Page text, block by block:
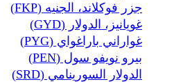
جزر فوكلاند، الجنيه (FKP)
غويانيز، الدولار (GYD)
غواراني باراغواي (PYG)
بيرو نويفو سول (PEN)
الدولار السورينامي (SRD)